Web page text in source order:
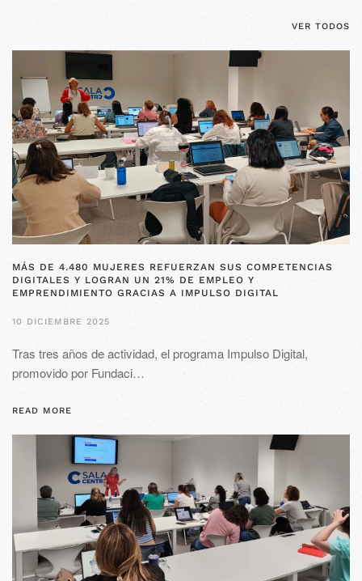
VER TODOS
MÁS DE 4.480 MUJERES REFUERZAN SUS COMPETENCIAS
DIGITALES Y LOGRAN UN 21% DE EMPLEO Y
EMPRENDIMIENTO GRACIAS A IMPULSO DIGITAL
10 DICIEMBRE 2025
Tras tres años de actividad, el programa Impulso Digital,
promovido por Fundaci…
READ MORE